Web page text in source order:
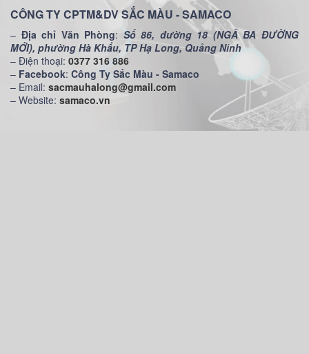
CÔNG TY CPTM&DV SẮC MÀU - SAMACO
– Địa chỉ Văn Phòng: Số 86, đường 18 (NGÃ BA ĐƯỜNG
MỚI), phường Hà Khẩu, TP Hạ Long, Quảng Ninh
– Điện thoại: 0377 316 886
– Facebook: Công Ty Sắc Màu - Samaco
– Email: sacmauhalong@gmail.com
– Website: samaco.vn